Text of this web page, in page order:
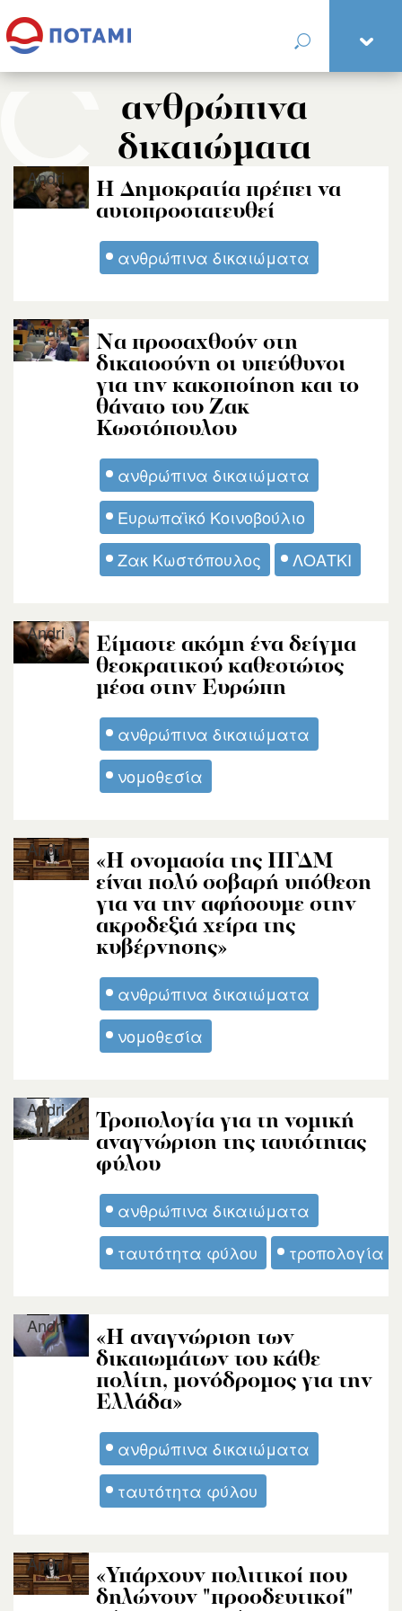
ανθρώπινα
δικαιώματα
Η Δημοκρατία πρέπει να
αυτοπροστατευθεί
ανθρώπινα δικαιώματα
Andri
Να προσαχθούν στη
δικαιοσύνη οι υπεύθυνοι
για την κακοποίηση και το
θάνατο του Ζακ
Κωστόπουλου
ανθρώπινα δικαιώματα
Ευρωπαϊκό Κοινοβούλιο
Ζακ Κωστόπουλος
ΛΟΑΤΚΙ
Andri
Είμαστε ακόμη ένα δείγμα
θεοκρατικού καθεστώτος
μέσα στην Ευρώπη
ανθρώπινα δικαιώματα
νομοθεσία
Andri
«Η ονομασία της ΠΓΔΜ
είναι πολύ σοβαρή υπόθεση
για να την αφήσουμε στην
ακροδεξιά χείρα της
κυβέρνησης»
ανθρώπινα δικαιώματα
νομοθεσία
Andri
Τροπολογία για τη νομική
αναγνώριση της ταυτότητας
φύλου
ανθρώπινα δικαιώματα
ταυτότητα φύλου
τροπολογία
Andri
«Η αναγνώριση των
δικαιωμάτων του κάθε
πολίτη, μονόδρομος για την
Ελλάδα»
ανθρώπινα δικαιώματα
ταυτότητα φύλου
Andri
«Υπάρχουν πολιτικοί που
δηλώνουν "προοδευτικοί"
Andri